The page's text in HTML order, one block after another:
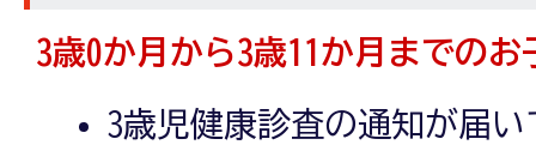
3歳0か月から3歳11か月までのお
3歳児健康診査の通知が届い